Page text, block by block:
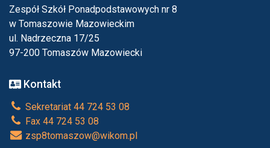
Zespół Szkół Ponadpodstawowych nr 8
w Tomaszowie Mazowieckim
ul. Nadrzeczna 17/25
97-200 Tomaszów Mazowiecki
Kontakt
Sekretariat 44 724 53 08
Fax 44 724 53 08
zsp8tomaszow@wikom.pl